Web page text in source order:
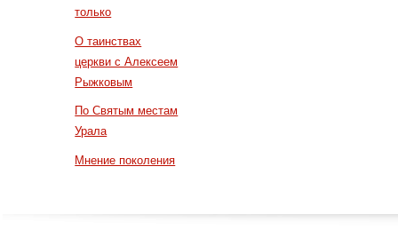
только
О таинствах
церкви с Алексеем
Рыжковым
По Святым местам
Урала
Мнение поколения